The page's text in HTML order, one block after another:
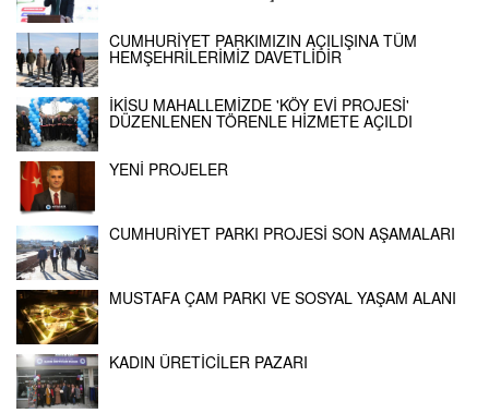
CUMHURİYET PARKIMIZIN AÇILIŞINA TÜM
HEMŞEHRİLERİMİZ DAVETLİDİR
İKİSU MAHALLEMİZDE 'KÖY EVİ PROJESİ'
DÜZENLENEN TÖRENLE HİZMETE AÇILDI
YENİ PROJELER
CUMHURİYET PARKI PROJESİ SON AŞAMALARI
MUSTAFA ÇAM PARKI VE SOSYAL YAŞAM ALANI
KADIN ÜRETİCİLER PAZARI